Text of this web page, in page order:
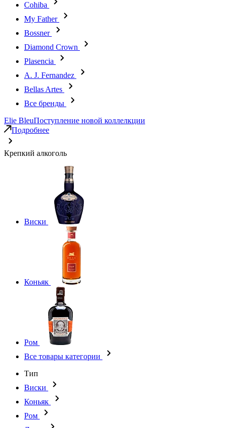
Cohiba
My Father
Bossner
Diamond Crown
Plasencia
A. J. Fernandez
Bellas Artes
Все бренды
Elie BleuПоступление новой коллелкции
Подробнее
Крепкий алкоголь
Виски
Коньяк
Ром
Все товары категории
Тип
Виски
Коньяк
Ром